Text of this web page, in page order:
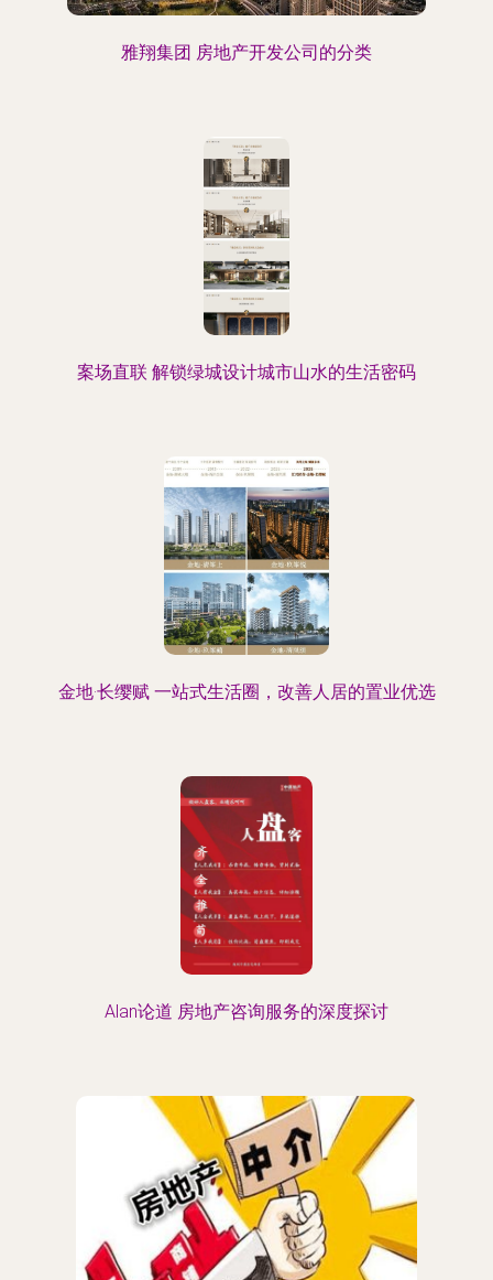
雅翔集团 房地产开发公司的分类
案场直联 解锁绿城设计城市山水的生活密码
金地·长缨赋 一站式生活圈，改善人居的置业优选
Alan论道 房地产咨询服务的深度探讨